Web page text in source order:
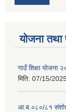
योजना तथा
गाउँ शिक्षा योजना
मिति: 07/15/
आ.ब.०८०/८१